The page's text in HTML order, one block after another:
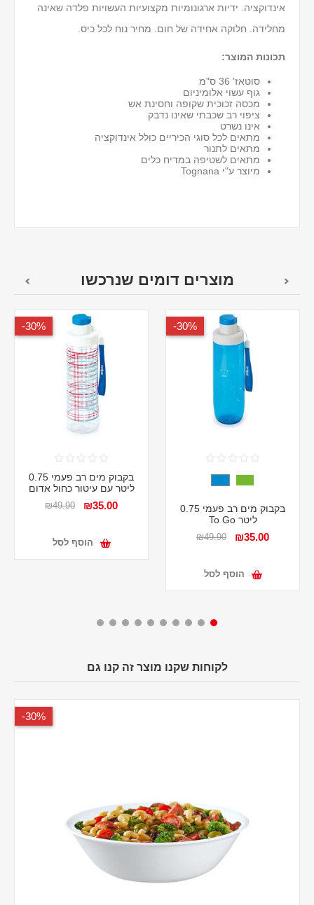
אינדוקציה. ידיות ארגונומיות מקצועיות העשויות פלדה שאינה
מחלידה. חלוקה אחידה של חום. מחיר נוח לכל כיס.
תכונות המוצר:
סוטאז' 36 ס"מ
גוף עשוי אלומיניום
מכסה זכוכית שקופה וחסינת אש
ציפוי רב שכבתי שאינו נדבק
אינו נשרט
מתאים לכל סוגי הכיריים כולל אינדוקציה
מתאים לתנור
מתאים לשטיפה במדיח כלים
מיוצר ע"י Tognana
מוצרים דומים שנרכשו
30%-
בקבוק מים רב פעמי 0.75
ליטר To Go
₪35.00
₪49.90
הוסף לסל
30%-
בקבוק מים רב פעמי 0.75
ליטר עם עיטור כחול אדום
₪35.00
₪49.90
הוסף לסל
לקוחות שקנו מוצר זה קנו גם
30%-